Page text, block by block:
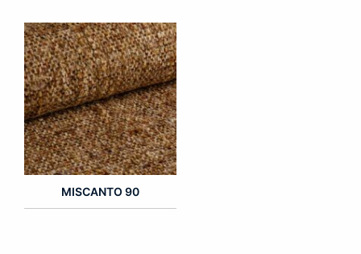
MISCANTO 90